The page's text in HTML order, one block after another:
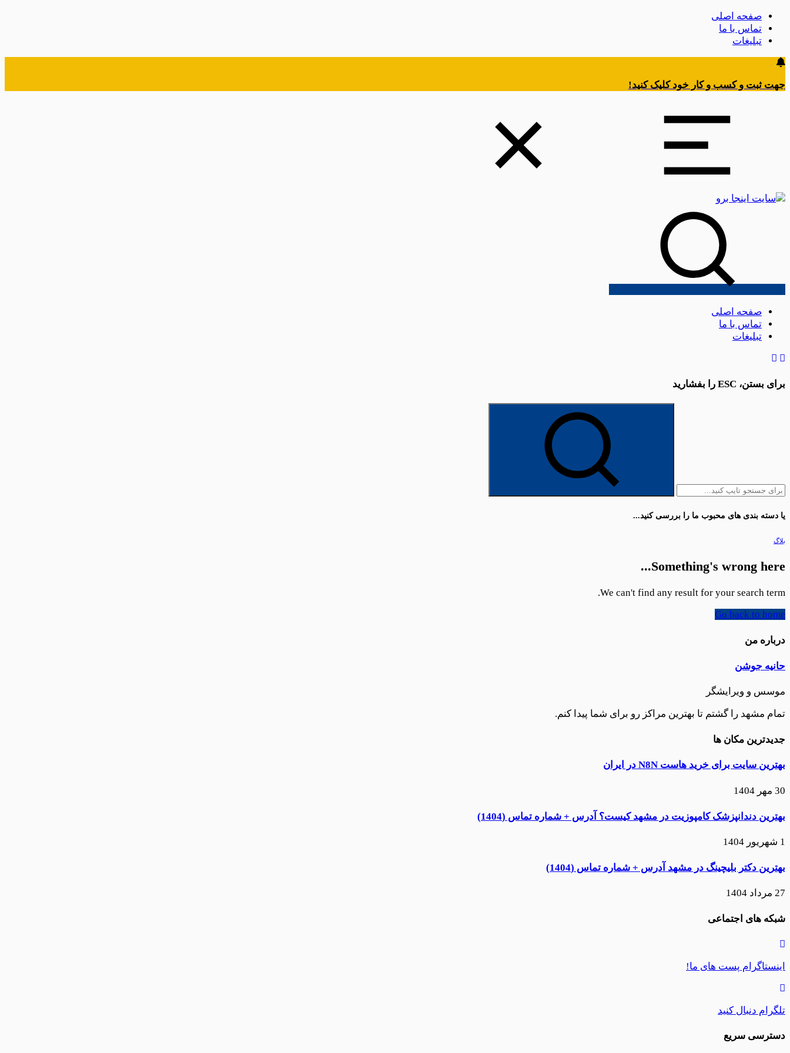
صفحه اصلی
تماس با ما
تبلیغات
جهت ثبت و کسب و کار خود کلیک کنید!
صفحه اصلی
تماس با ما
تبلیغات
برای بستن، ESC را بفشارید
یا دسته بندی های محبوب ما را بررسی کنید...
بلاگ
Something's wrong here...
We can't find any result for your search term.
Go back to home
درباره من
حانیه جوشن
موسس و ویرایشگر
تمام مشهد را گشتم تا بهترین مراکز رو برای شما پیدا کنم.
جدیدترین مکان ها
بهترین سایت برای خرید هاست N8N در ایران
30 مهر 1404
بهترین دندانپزشک کامپوزیت در مشهد کیست؟ آدرس + شماره تماس (1404)
1 شهریور 1404
بهترین دکتر بلیچینگ در مشهد آدرس + شماره تماس (1404)
27 مرداد 1404
شبکه های اجتماعی
اینستاگرام پست های ما!
تلگرام دنبال کنید
دسترسی سریع